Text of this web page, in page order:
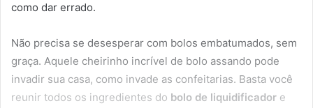
como dar errado.
Não precisa se desesperar com bolos embatumados, sem
graça. Aquele cheirinho incrível de bolo assando pode
invadir sua casa, como invade as confeitarias. Basta você
reunir todos os ingredientes do bolo de liquidificador e